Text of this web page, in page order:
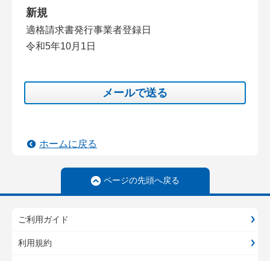
新規
適格請求書発行事業者登録日
令和5年10月1日
メールで送る
ホームに戻る
ページの先頭へ戻る
ご利用ガイド
利用規約